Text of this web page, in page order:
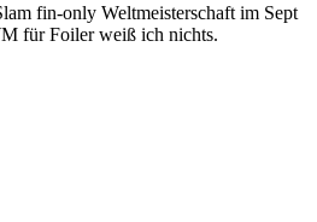
fin-only Weltmeisterschaft im Sept
für Foiler weiß ich nichts.